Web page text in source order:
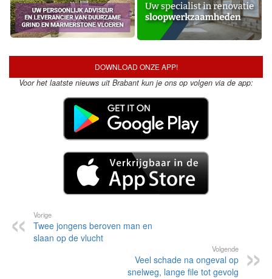
DOWNLOAD ONZE APP!
Voor het laatste nieuws uit Brabant kun je ons op volgen via de app:
Vorige
Twee jongens beroven man en
slaan op de vlucht
Volgende
Veel schade na ongeval op
snelweg, lange file tot gevolg